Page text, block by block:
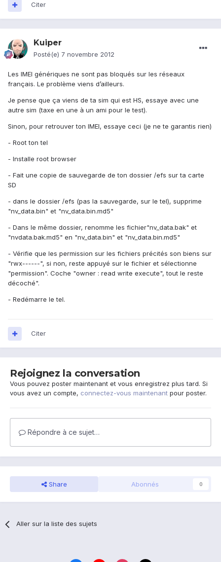
Citer
Kuiper
Posté(e) 7 novembre 2012
Les IMEI génériques ne sont pas bloqués sur les réseaux
français. Le problème viens d’ailleurs.
Je pense que ça viens de ta sim qui est HS, essaye avec une
autre sim (taxe en une à un ami pour le test).
Sinon, pour retrouver ton IMEI, essaye ceci (je ne te garantis rien)
- Root ton tel
- Installe root browser
- Fait une copie de sauvegarde de ton dossier /efs sur ta carte
SD
- dans le dossier /efs (pas la sauvegarde, sur le tel), supprime
"nv_data.bin" et "nv_data.bin.md5"
- Dans le même dossier, renomme les fichier"nv_data.bak" et
"nvdata.bak.md5" en "nv_data.bin" et "nv_data.bin.md5"
- Vérifie que les permission sur les fichiers précités son biens sur
"rwx------", si non, reste appuyé sur le fichier et sélectionne
"permission". Coche "owner : read write execute", tout le reste
décoché".
- Redémarre le tel.
Citer
Rejoignez la conversation
Vous pouvez poster maintenant et vous enregistrez plus tard. Si
vous avez un compte, connectez-vous maintenant pour poster.
Répondre à ce sujet…
Share Abonnés 0
Aller sur la liste des sujets